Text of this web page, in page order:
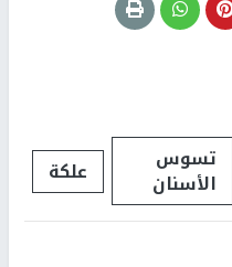
تسوس
الأسنان علكة